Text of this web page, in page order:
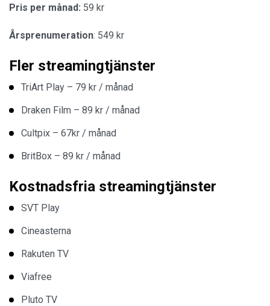
Pris per månad: 59 kr
Årsprenumeration: 549 kr
Fler streamingtjänster
TriArt Play – 79 kr / månad
Draken Film – 89 kr / månad
Cultpix – 67kr / månad
BritBox – 89 kr / månad
Kostnadsfria streamingtjänster
SVT Play
Cineasterna
Rakuten TV
Viafree
Pluto TV